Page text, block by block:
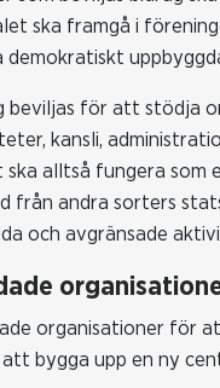
ska framgå i
demokratiskt
beviljas för att stödja
kansli,
alltså fungera
från andra sorters
och avgränsade
organisationer för
bygga upp en ny